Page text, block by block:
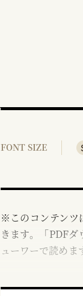
FONT SIZE
※このコンテンツ
きます。「PDF
ューワーで読めま